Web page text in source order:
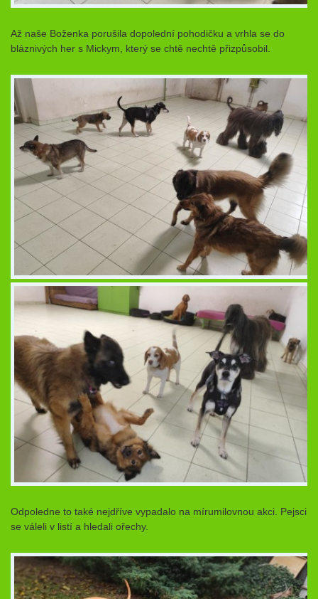
Až naše Boženka porušila dopolední pohodičku a vrhla se do
bláznivých her s Mickym, který se chtě nechtě přizpůsobil.
Odpoledne to také nejdříve vypadalo na mírumilovnou akci. Pejsci
se váleli v listí a hledali ořechy.